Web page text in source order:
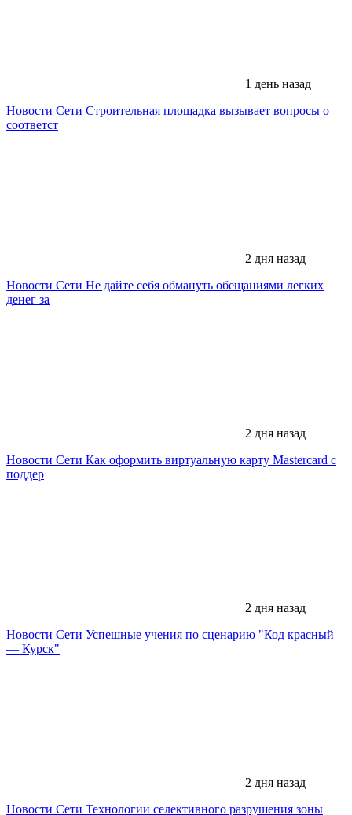
1 день назад
Новости Сети Строительная площадка вызывает вопросы о
соответст
2 дня назад
Новости Сети Не дайте себя обмануть обещаниями легких
денег за
2 дня назад
Новости Сети Как оформить виртуальную карту Mastercard с
поддер
2 дня назад
Новости Сети Успешные учения по сценарию "Код красный
— Курск"
2 дня назад
Новости Сети Технологии селективного разрушения зоны